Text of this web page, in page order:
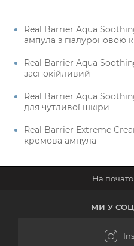
Real Barrier Aqua
ампула з гіалуроновою
Real Barrier Aqua
заспокійливий
Real Barrier Aqua
для чутливої шкіри
Real Barrier Extreme
кремова ампула
МИ У